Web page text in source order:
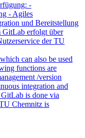
-
- Agiles
und Bereitstellung
erfolgt über
der TU
can also be used
functions are
/version
integration and
is done via
Chemnitz is